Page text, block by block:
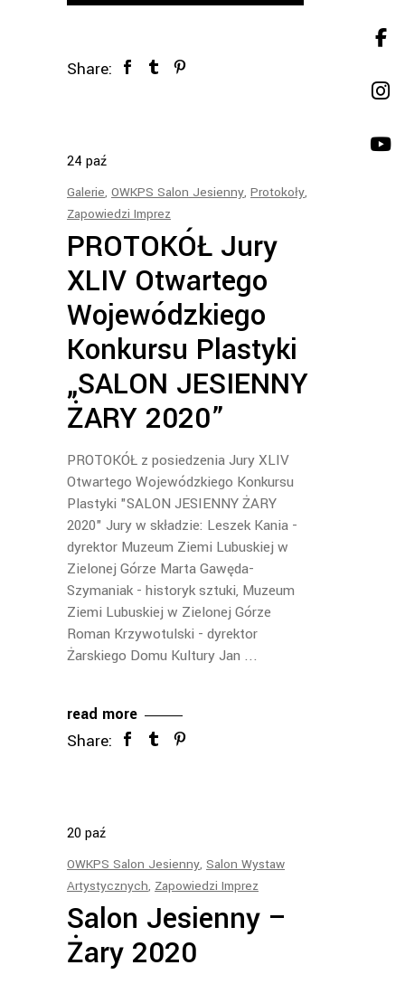
Share:
24 paź
Galerie, OWKPS Salon Jesienny, Protokoły,
Zapowiedzi Imprez
PROTOKÓŁ Jury
XLIV Otwartego
Wojewódzkiego
Konkursu Plastyki
„SALON JESIENNY
ŻARY 2020”
PROTOKÓŁ z posiedzenia Jury XLIV
Otwartego Wojewódzkiego Konkursu
Plastyki "SALON JESIENNY ŻARY
2020" Jury w składzie: Leszek Kania -
dyrektor Muzeum Ziemi Lubuskiej w
Zielonej Górze Marta Gawęda-
Szymaniak - historyk sztuki, Muzeum
Ziemi Lubuskiej w Zielonej Górze
Roman Krzywotulski - dyrektor
Żarskiego Domu Kultury Jan
read more
Share:
20paź
OWKPS Salon Jesienny, Salon Wystaw
Artystycznych, Zapowiedzi Imprez
Salon Jesienny –
Żary 2020